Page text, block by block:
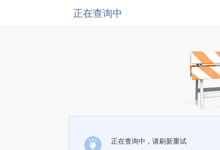
正在查询中
正在查询中，请刷新重试